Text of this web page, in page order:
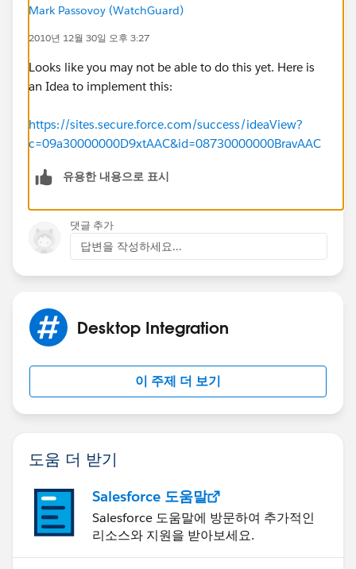
Mark Passovoy (WatchGuard)
2010년 12월 30일 오후 3:27
Looks like you may not be able to do this yet. Here is
an Idea to implement this:
https://sites.secure.force.com/success/ideaView?
c=09a30000000D9xtAAC&id=08730000000BravAAC
유용한 내용으로 표시
댓글 추가
답변을 작성하세요...
Desktop Integration
이 주제 더 보기
도움 더 받기
Salesforce 도움말
Salesforce 도움말에 방문하여 추가적인
리소스와 지원을 받아보세요.